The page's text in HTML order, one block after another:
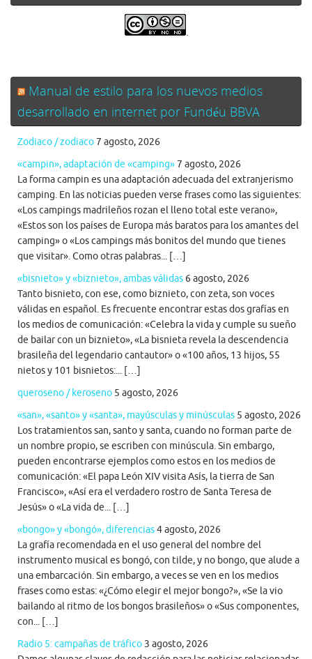
.
Manual de estilo para los nuevos medios
desarrollado en internet por Fundéu BBVA
Zodiaco / zodiaco7 agosto, 2026
«campin», adaptación de «camping»7 agosto, 2026
La forma campin es una adaptación adecuada del extranjerismo
camping. En las noticias pueden verse frases como las siguientes:
«Los campings madrileños rozan el lleno total este verano»,
«Estos son los países de Europa más baratos para los amantes del
camping» o «Los campings más bonitos del mundo que tienes
que visitar». Como otras palabras... […]
«bisnieto» y «biznieto», ambas válidas 6 agosto, 2026
Tanto bisnieto, con ese, como biznieto, con zeta, son voces
válidas en español. Es frecuente encontrar estas dos grafías en
los medios de comunicación: «Celebra la vida y cumple su sueño
de bailar con un biznieto», «La bisnieta revela la descendencia
brasileña del legendario cantautor» o «100 años, 13 hijos, 55
nietos y 101 bisnietos:... […]
queroseno / keroseno 5 agosto, 2026
«san», «santo» y «santa», mayúsculas y minúsculas 5 agosto, 2026
Los tratamientos san, santo y santa, cuando no forman parte de
un nombre propio, se escriben con minúscula. Sin embargo,
pueden encontrarse ejemplos como estos en los medios de
comunicación: «El papa León XIV visita Asís, la tierra de San
Francisco», «Así era el verdadero rostro de Santa Teresa de
Jesús» o «La vida de... […]
«bongo» y «bongó», diferencias4 agosto, 2026
La grafía recomendada en el uso general del nombre del
instrumento musical es bongó, con tilde, y no bongo, que alude a
una embarcación. Sin embargo, a veces se ven en los medios
frases como estas: «¿Cómo elegir el mejor bongo?», «Se la vio
bailando al ritmo de los bongos brasileños» o «Sus componentes,
con... […]
Radio 5: campañas de tráfico 3 agosto, 2026